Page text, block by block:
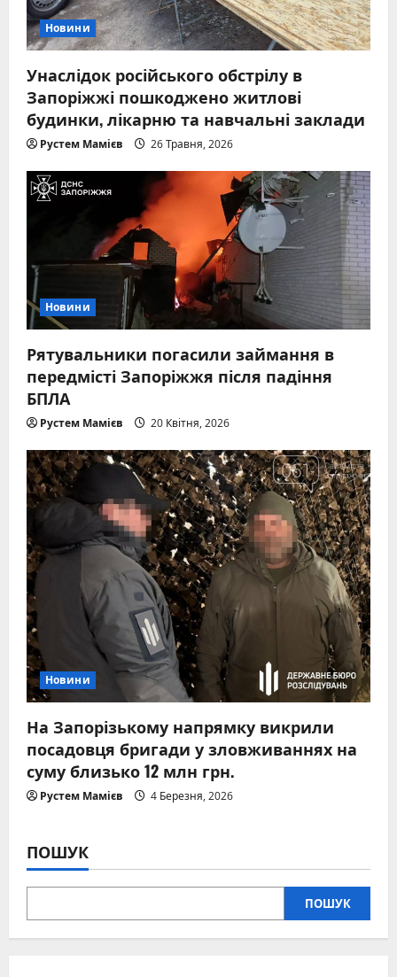
Новини
Унаслідок російського обстрілу в
Запоріжжі пошкоджено житлові
будинки, лікарню та навчальні заклади
Рустем Мамієв 26 Травня, 2026
Новини
Рятувальники погасили займання в
передмісті Запоріжжя після падіння
БПЛА
Рустем Мамієв 20 Квітня, 2026
Новини
На Запорізькому напрямку викрили
посадовця бригади у зловживаннях на
суму близько 12 млн грн.
Рустем Мамієв 4 Березня, 2026
ПОШУК
ПОШУК